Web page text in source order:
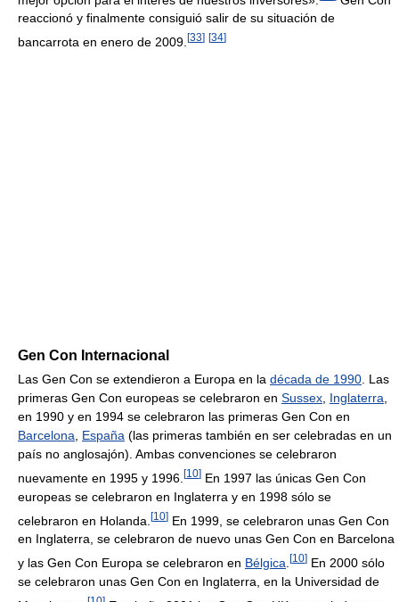
reaccionó y finalmente consiguió salir de su situación de
bancarrota en enero de 2009. [33] [34]
Gen Con Internacional
Las Gen Con se extendieron a Europa en la década de 1990 . Las
primeras Gen Con europeas se celebraron en Sussex Inglaterra
en 1990 y en 1994 se celebraron las primeras Gen Con en
Barcelona
España (las primeras también en ser celebradas en un
país no anglosajón). Ambas convenciones se celebraron
nuevamente en 1995 y 1996. [10] En 1997 las únicas Gen Con
europeas se celebraron en Inglaterra y en 1998 sólo se
celebraron en Holanda. [10] En 1999, se celebraron unas Gen Con
en Inglaterra, se celebraron de nuevo unas Gen Con en Barcelona
y las Gen Con Europa se celebraron en Bélgica [10] En 2000 sólo
se celebraron unas Gen Con en Inglaterra, en la Universidad de